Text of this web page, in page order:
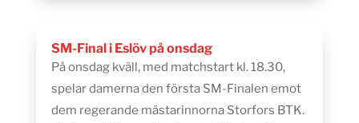
SM-Final i Eslöv på onsdag
På onsdag kväll, med matchstart kl. 18.30,
spelar damerna den första SM-Finalen emot
dem regerande mästarinnorna Storfors BTK.